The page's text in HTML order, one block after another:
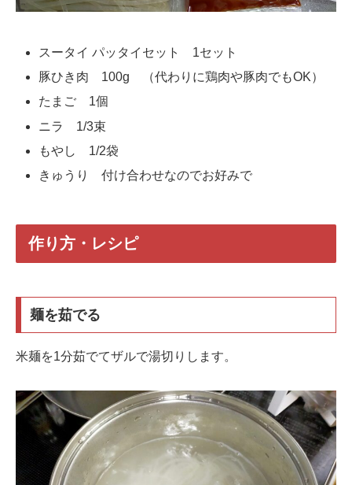
スータイ パッタイセット 1セット
豚ひき肉 100g （代わりに鶏肉や豚肉でもOK）
たまご 1個
ニラ 1/3束
もやし 1/2袋
きゅうり 付け合わせなのでお好みで
作り方・レシピ
麺を茹でる
米麺を1分茹でてザルで湯切りします。